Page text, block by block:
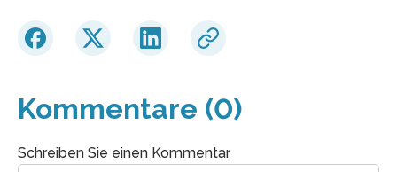
Kommentare (0)
Schreiben Sie einen Kommentar